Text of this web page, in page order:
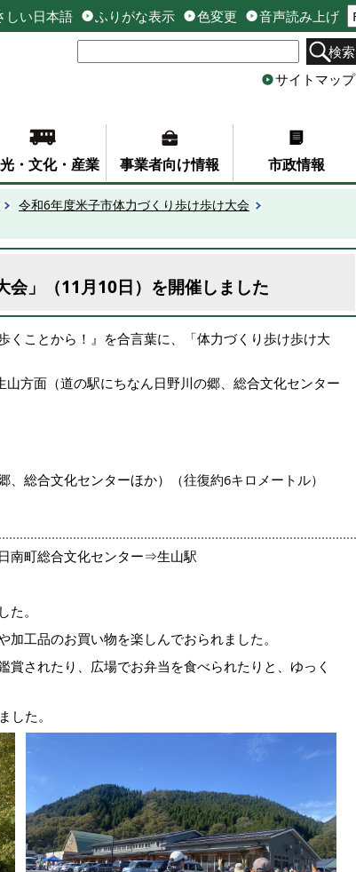
しい日本語 ふりがな表示 色変更
音声読み上げ
検索
サイトマップ
・文化・産業 事業者向け情報 市政情報
令和6年度米子市体力づくり歩け歩け大会
会」（11月10日）を開催しました
くことから！』を合言葉に、「体力づくり歩け歩け大
方面（道の駅にちなん日野川の郷、総合文化センター
、総合文化センターほか） （往復約6キロメートル）
南町総合文化センター⇒生山駅
。
加工品のお買い物を楽しんでおられました。
賞されたり、広場でお弁当を食べられたりと、ゆっく
した。